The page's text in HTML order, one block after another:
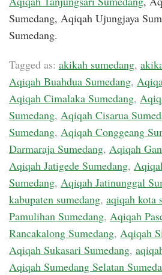
Sumedang, Aqiqah Ujungjaya
Sumedang.
Tagged as: akikah sumedang,
Aqiqah Buahdua Sumedang,
Aqiqah Cimalaka Sumedang,
Sumedang, Aqiqah Cisarua
Sumedang, Aqiqah Conggeang
Darmaraja Sumedang, Aqiqah
Aqiqah Jatigede Sumedang,
Sumedang, Aqiqah Jatinunggal
kabupaten sumedang, aqiqah kota
Pamulihan Sumedang, Aqiqah
Rancakalong Sumedang, Aqiqah
Aqiqah Sukasari Sumedang,
Aqiqah Sumedang Selatan